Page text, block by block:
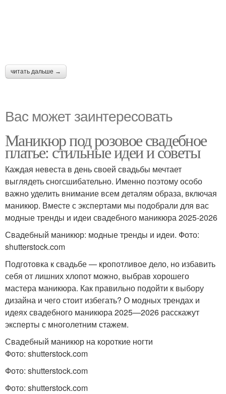
читать дальше →
Вас может заинтересовать
Маникюр под розовое свадебное
платье: стильные идеи и советы
Каждая невеста в день своей свадьбы мечтает
выглядеть сногсшибательно. Именно поэтому особо
важно уделить внимание всем деталям образа, включая
маникюр. Вместе с экспертами мы подобрали для вас
модные тренды и идеи свадебного маникюра 2025-2026
Свадебный маникюр: модные тренды и идеи. Фото:
shutterstock.com
Подготовка к свадьбе — кропотливое дело, но избавить
себя от лишних хлопот можно, выбрав хорошего
мастера маникюра. Как правильно подойти к выбору
дизайна и чего стоит избегать? О модных трендах и
идеях свадебного маникюра 2025—2026 расскажут
эксперты с многолетним стажем.
Свадебный маникюр на короткие ногти
Фото: shutterstock.com
Фото: shutterstock.com
Фото: shutterstock.com